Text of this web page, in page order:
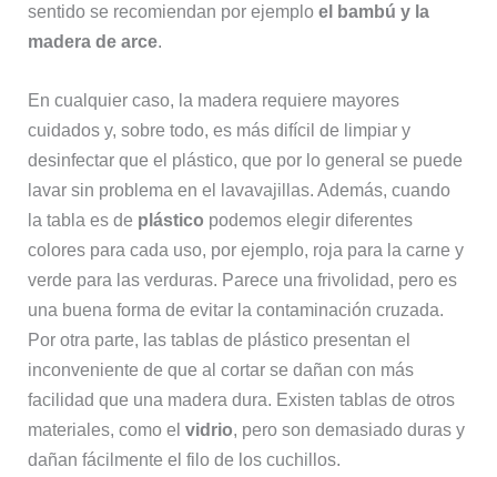
sentido se recomiendan por ejemplo el bambú y la
madera de arce.
En cualquier caso, la madera requiere mayores
cuidados y, sobre todo, es más difícil de limpiar y
desinfectar que el plástico, que por lo general se puede
lavar sin problema en el lavavajillas. Además, cuando
la tabla es de plástico podemos elegir diferentes
colores para cada uso, por ejemplo, roja para la carne y
verde para las verduras. Parece una frivolidad, pero es
una buena forma de evitar la contaminación cruzada.
Por otra parte, las tablas de plástico presentan el
inconveniente de que al cortar se dañan con más
facilidad que una madera dura. Existen tablas de otros
materiales, como elvidrio, pero son demasiado duras y
dañan fácilmente el filo de los cuchillos.